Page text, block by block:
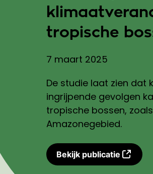
tropische
7 maart 2025
De studie laat zien dat
ingrijpende gevolgen
tropische bossen,
Amazonegebied.
Bekijk publicatie